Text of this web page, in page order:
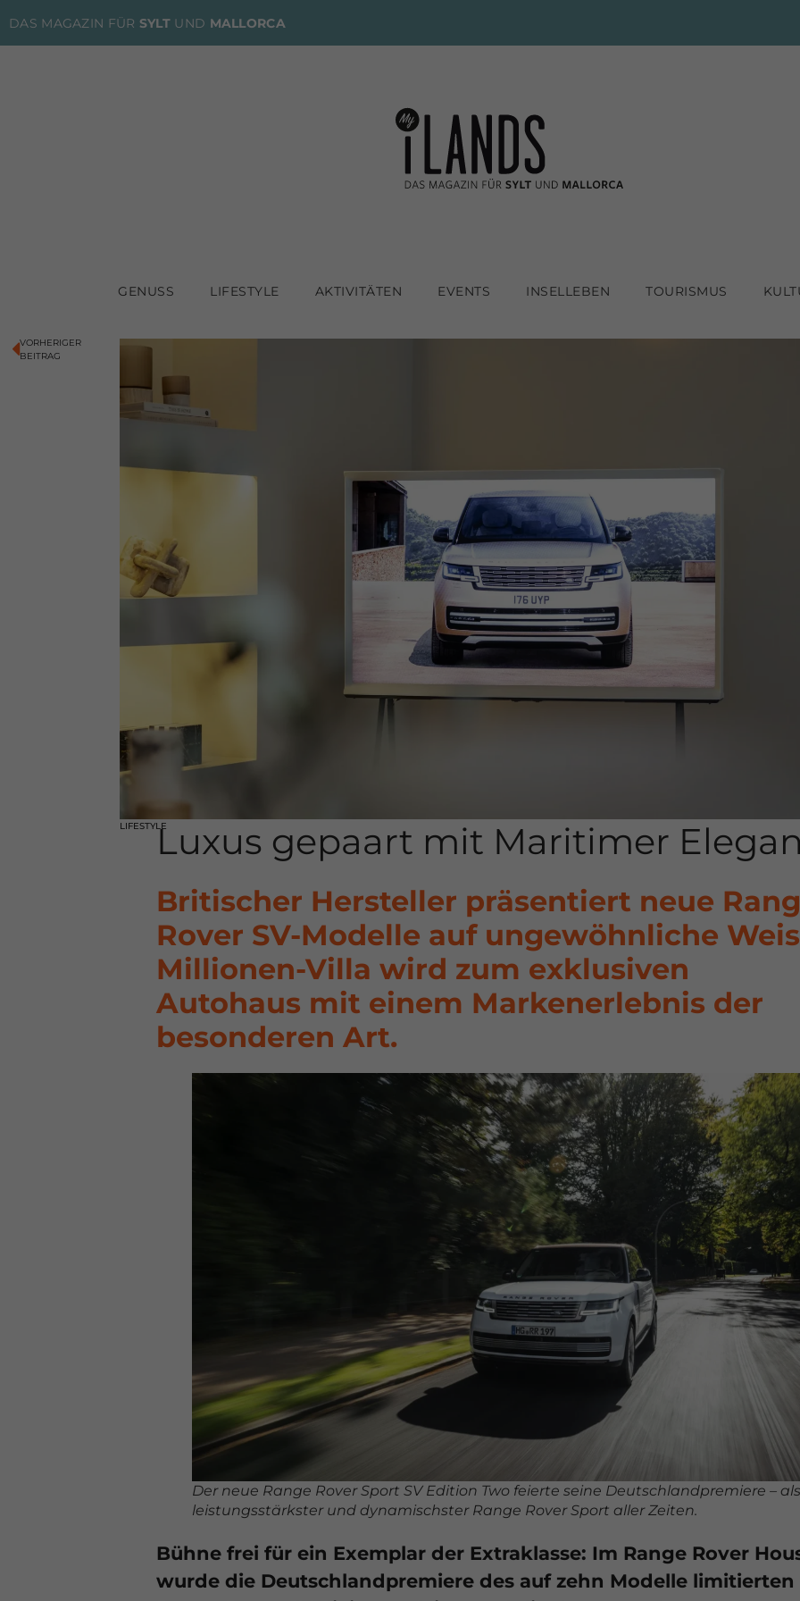
DAS MAGAZIN FÜR SYLT UND MALLORCA
GENUSS LIFESTYLE AKTIVITÄTEN EVENTS INSELLEBEN TOURISMUS
VORHERIGER
BEITRAG
LIFESTYLELuxus gepaart mit Maritimer
Britischer Hersteller präsentiert neue
Rover SV-Modelle auf ungewöhnliche
Millionen-Villa wird zum exklusiven
Autohaus mit einem Markenerlebnis der
besonderen Art.
Der neue Range Rover Sport SV Edition Two feierte seine Deutschlandpremiere – als
leistungsstärkster und dynamischster Range Rover Sport aller Zeiten.
Bühne frei für ein Exemplar der Extra­klasse: Im Range Rover
wurde die Deutschlandpremiere des auf zehn Modelle limitierten